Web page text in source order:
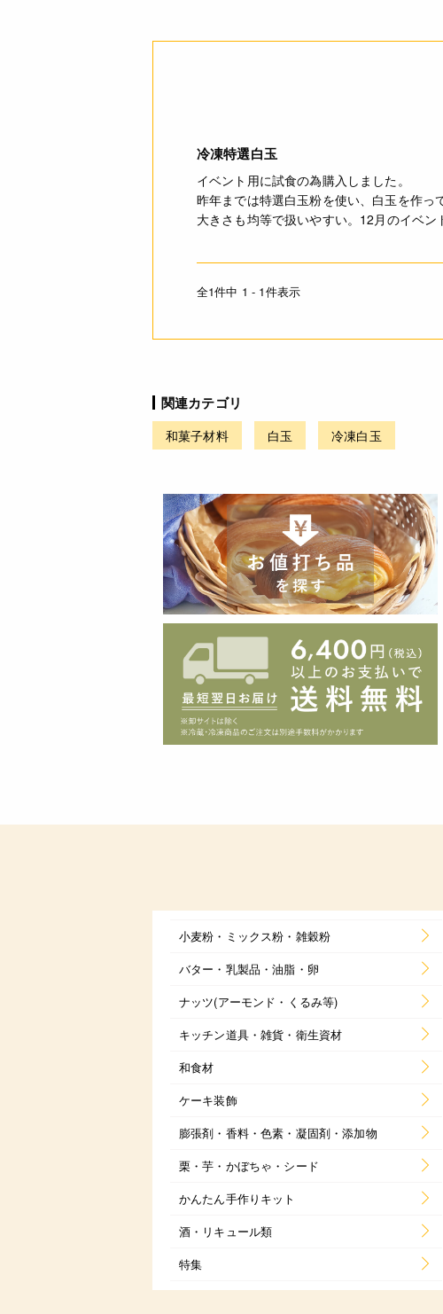
冷凍特選白玉
イベント用に試食の為購入しました。
昨年までは特選白玉粉を使い、白玉を作っ
大きさも均等で扱いやすい。12月のイベン
全1件中 1 - 1件表示
関連カテゴリ
和菓子材料 白玉 冷凍白玉
小麦粉・ミックス粉・雑穀粉
バター・乳製品・油脂・卵
ナッツ(アーモンド・くるみ等)
キッチン道具・雑貨・衛生資材
和食材
ケーキ装飾
膨張剤・香料・色素・凝固剤・添加物
栗・芋・かぼちゃ・シード
かんたん手作りキット
酒・リキュール類
特集